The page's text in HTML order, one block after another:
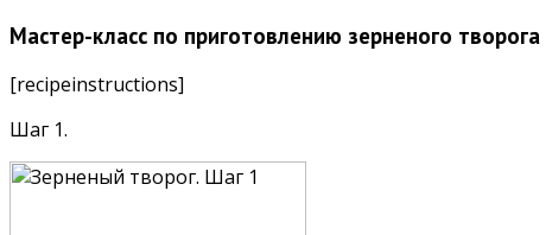
Мастер-класс по приготовлению зерненого творога
[recipeinstructions]
Шаг 1.